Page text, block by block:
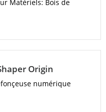
Matériels: Bois de
Origin
numérique